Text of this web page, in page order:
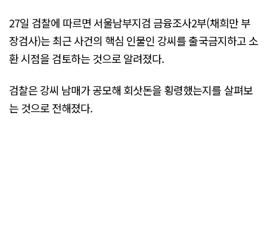
27일 검찰에 따르면 서울남부지검 금융조사2부(채희만 부
장검사)는 최근 사건의 핵심 인물인 강씨를 출국금지하고 소
환 시점을 검토하는 것으로 알려졌다.
검찰은 강씨 남매가 공모해 회삿돈을 횡령했는지를 살펴보
는 것으로 전해졌다.